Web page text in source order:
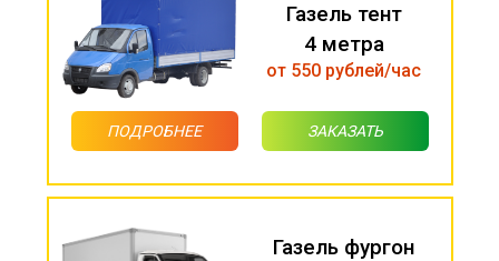
Газель тент
4 метра
от 550 рублей/час
ПОДРОБНЕЕ ЗАКАЗАТЬ
Газель фургон